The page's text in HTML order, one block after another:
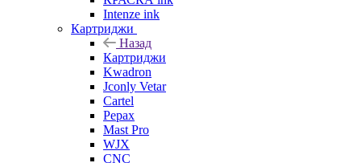
Intenze ink
Картриджи
Назад
Картриджи
Kwadron
Jconly Vetar
Cartel
Pepax
Mast Pro
WJX
CNC